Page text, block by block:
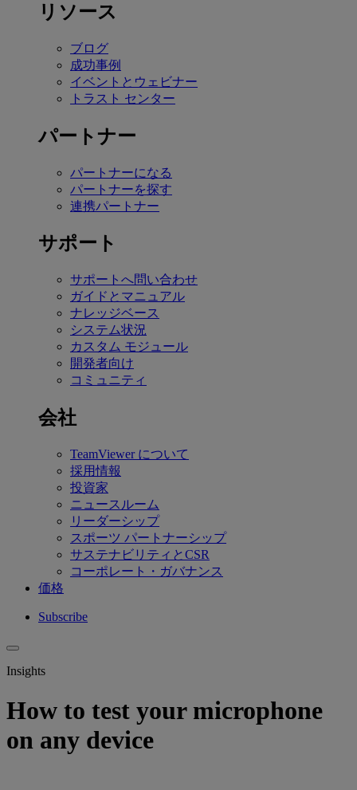
リソース
ブログ
成功事例
イベントとウェビナー
トラスト センター
パートナー
パートナーになる
パートナーを探す
連携パートナー
サポート
サポートへ問い合わせ
ガイドとマニュアル
ナレッジベース
システム状況
カスタム モジュール
開発者向け
コミュニティ
会社
TeamViewer について
採用情報
投資家
ニュースルーム
リーダーシップ
スポーツ パートナーシップ
サステナビリティとCSR
コーポレート・ガバナンス
価格
Subscribe
Insights
How to test your microphone
on any device